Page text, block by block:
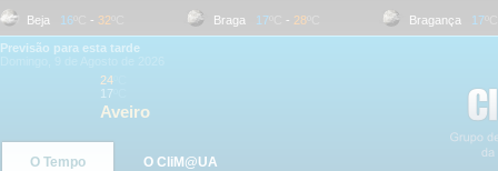
Beja 16 ºC- 32 ºC Braga 17 ºC- 28 ºC Bragança 17 ºC-
Previsão para esta tarde
24
17
Aveiro
O Tempo O CliM@UA